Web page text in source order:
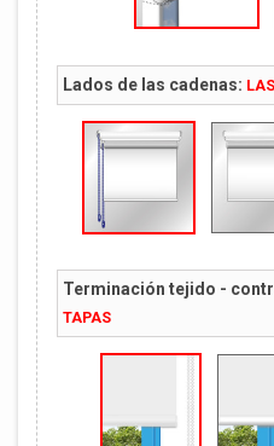
Lados de las cadenas:
Terminación tejido -
TAPAS